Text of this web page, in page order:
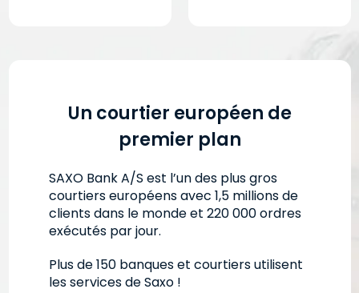
Un courtier européen de
premier plan
SAXO Bank A/S est l’un des plus gros
courtiers européens avec 1,5 millions de
clients dans le monde et 220 000 ordres
exécutés par jour.
Plus de 150 banques et courtiers utilisent
les services de Saxo !